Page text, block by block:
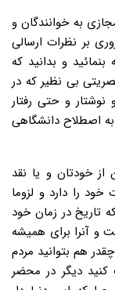
به خوانندگان و
بر نظرات ارسالی
و بدانید که
بی نظیر که در
و حتی رفتار
اصطلاح دانشگاهی
خودتان و یا نقد
را دارد و لزوما
تاریخ در زمان خود
و آنرا برای همیشه
هم بتوانید مردم
کنید دیگر در محضر